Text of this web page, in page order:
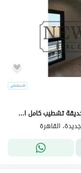
تريو جاردنز القاهرة الجديدة رووف دوبلكس مع حديقة تشطيب كامل استلام فوري مساحة المباني160 مساحة الروف والحديقة الخاصة : 45 م 3 غرف
القاهرة